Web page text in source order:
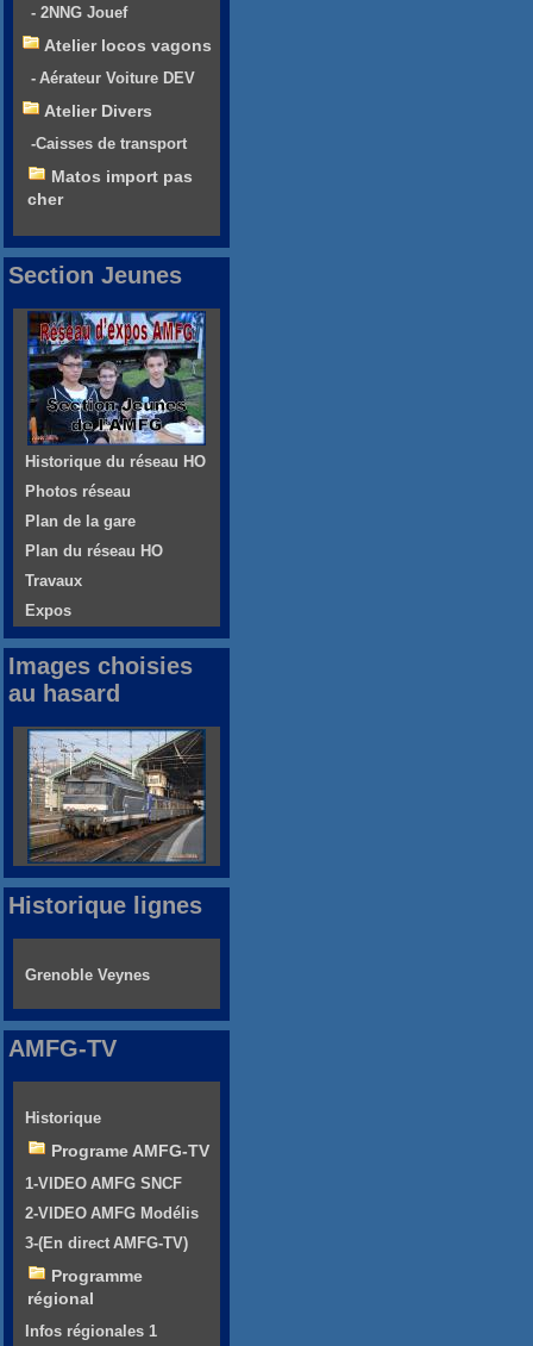
- 2NNG Jouef
Atelier locos vagons
- Aérateur Voiture DEV
Atelier Divers
-Caisses de transport
Matos import pas
cher
Section Jeunes
Historique du réseau HO
Photos réseau
Plan de la gare
Plan du réseau HO
Travaux
Expos
Images choisies
au hasard
Historique lignes
Grenoble Veynes
AMFG-TV
Historique
Programe AMFG-TV
1-VIDEO AMFG SNCF
2-VIDEO AMFG Modélis
3-(En direct AMFG-TV)
Programme
régional
Infos régionales 1